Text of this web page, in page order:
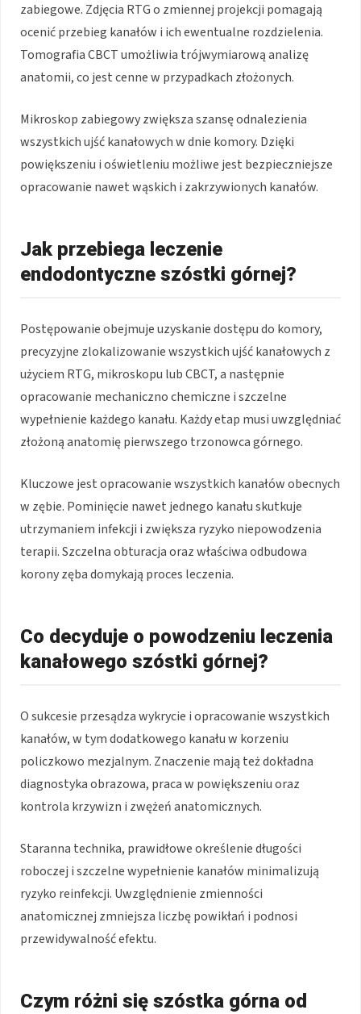
zabiegowe. Zdjęcia RTG o zmiennej projekcji pomagają
ocenić przebieg kanałów i ich ewentualne rozdzielenia.
Tomografia CBCT umożliwia trójwymiarową analizę
anatomii, co jest cenne w przypadkach złożonych.
Mikroskop zabiegowy zwiększa szansę odnalezienia
wszystkich ujść kanałowych w dnie komory. Dzięki
powiększeniu i oświetleniu możliwe jest bezpieczniejsze
opracowanie nawet wąskich i zakrzywionych kanałów.
Jak przebiega leczenie
endodontyczne szóstki górnej?
Postępowanie obejmuje uzyskanie dostępu do komory,
precyzyjne zlokalizowanie wszystkich ujść kanałowych z
użyciem RTG, mikroskopu lub CBCT, a następnie
opracowanie mechaniczno chemiczne i szczelne
wypełnienie każdego kanału. Każdy etap musi uwzględniać
złożoną anatomię pierwszego trzonowca górnego.
Kluczowe jest opracowanie wszystkich kanałów obecnych
w zębie. Pominięcie nawet jednego kanału skutkuje
utrzymaniem infekcji i zwiększa ryzyko niepowodzenia
terapii. Szczelna obturacja oraz właściwa odbudowa
korony zęba domykają proces leczenia.
Co decyduje o powodzeniu leczenia
kanałowego szóstki górnej?
O sukcesie przesądza wykrycie i opracowanie wszystkich
kanałów, w tym dodatkowego kanału w korzeniu
policzkowo mezjalnym. Znaczenie mają też dokładna
diagnostyka obrazowa, praca w powiększeniu oraz
kontrola krzywizn i zwężeń anatomicznych.
Staranna technika, prawidłowe określenie długości
roboczej i szczelne wypełnienie kanałów minimalizują
ryzyko reinfekcji. Uwzględnienie zmienności
anatomicznej zmniejsza liczbę powikłań i podnosi
przewidywalność efektu.
Czym różni się szóstka górna od